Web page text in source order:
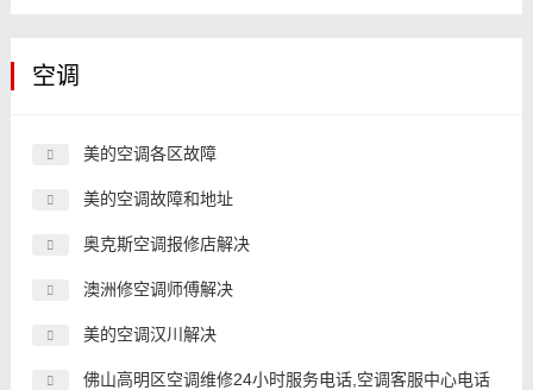
空调
美的空调各区故障
美的空调故障和地址
奥克斯空调报修店解决
澳洲修空调师傅解决
美的空调汉川解决
佛山高明区空调维修24小时服务电话,空调客服中心电话